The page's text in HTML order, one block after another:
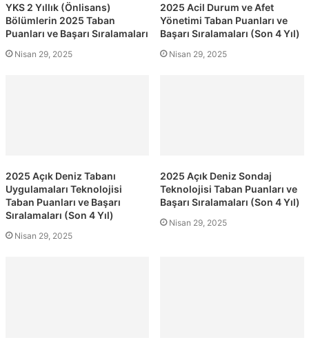
YKS 2 Yıllık (Önlisans)
Bölümlerin 2025 Taban
Puanları ve Başarı Sıralamaları
Nisan 29, 2025
2025 Acil Durum ve Afet
Yönetimi Taban Puanları ve
Başarı Sıralamaları (Son 4 Yıl)
Nisan 29, 2025
2025 Açık Deniz Tabanı
Uygulamaları Teknolojisi
Taban Puanları ve Başarı
Sıralamaları (Son 4 Yıl)
Nisan 29, 2025
2025 Açık Deniz Sondaj
Teknolojisi Taban Puanları ve
Başarı Sıralamaları (Son 4 Yıl)
Nisan 29, 2025